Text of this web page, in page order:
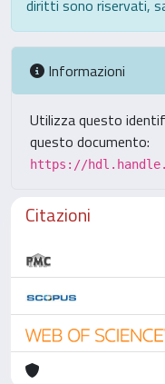
diritti sono riservati,
Informazioni
Utilizza questo
questo documento:
https://
Citazioni